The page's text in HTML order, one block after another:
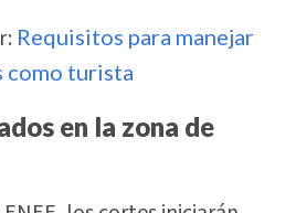
Requisitos para manejar
como turista
en la zona de